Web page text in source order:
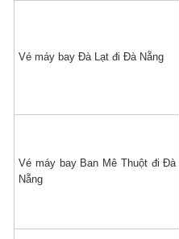
Vé máy bay Đà Lạt đi Đà Nẵng
Vé máy bay Ban Mê Thuột đi Đà
Nẵng